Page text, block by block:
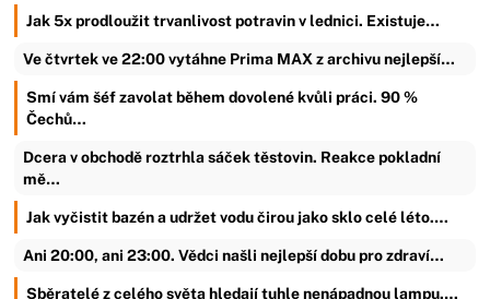
Jak 5x prodloužit trvanlivost potravin v lednici. Existuje…
Ve čtvrtek ve 22:00 vytáhne Prima MAX z archivu nejlepší…
Smí vám šéf zavolat během dovolené kvůli práci. 90 %
Čechů…
Dcera v obchodě roztrhla sáček těstovin. Reakce pokladní
mě…
Jak vyčistit bazén a udržet vodu čirou jako sklo celé léto.…
Ani 20:00, ani 23:00. Vědci našli nejlepší dobu pro zdraví…
Sběratelé z celého světa hledají tuhle nenápadnou lampu.…